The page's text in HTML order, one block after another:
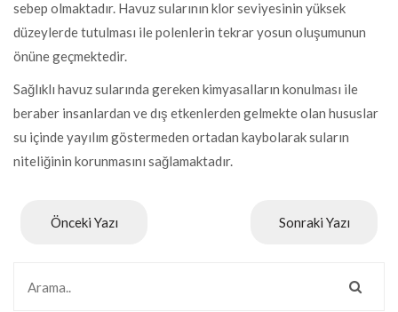
sebep olmaktadır. Havuz sularının klor seviyesinin yüksek
düzeylerde tutulması ile polenlerin tekrar yosun oluşumunun
önüne geçmektedir.
Sağlıklı havuz sularında gereken kimyasalların konulması ile
beraber insanlardan ve dış etkenlerden gelmekte olan hususlar
su içinde yayılım göstermeden ortadan kaybolarak suların
niteliğinin korunmasını sağlamaktadır.
Önceki Yazı Sonraki Yazı